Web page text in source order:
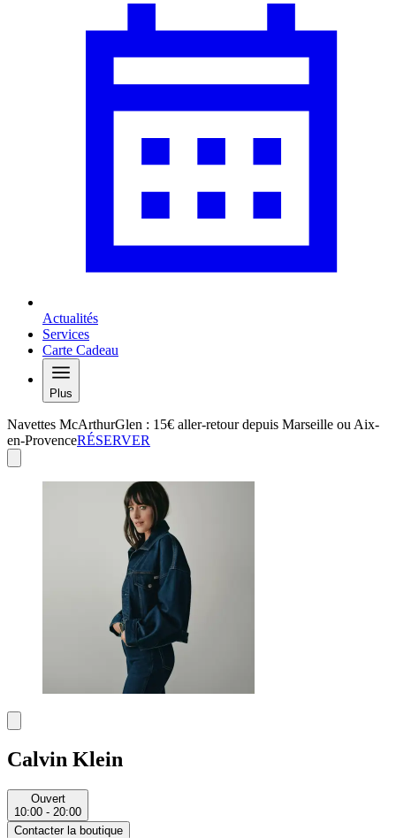
Actualités
Services
Carte Cadeau
Plus
Navettes McArthurGlen : 15€ aller-retour depuis Marseille ou Aix-
en-ProvenceRÉSERVER
Calvin Klein
Ouvert
10:00 - 20:00
Contacter la boutique